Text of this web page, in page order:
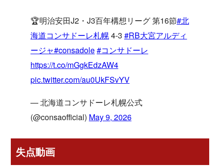
🏆明治安田J2・J3百年構想リーグ 第16節#北
海道コンサドーレ札幌4-3 #RB大宮アルディ
ージャ#consadole#コンサドーレ
https://t.co/mGgkEdzAW4
pic.twitter.com/au0UkFSvYV
— 北海道コンサドーレ札幌公式
(@consaofficial) May 9, 2026
失点動画